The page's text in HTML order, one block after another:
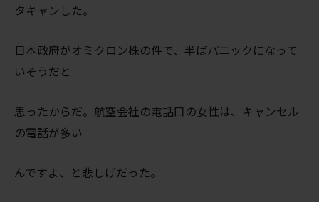
タキャンした。
日本政府がオミクロン株の件で、半ばパニックになって
いそうだと
思ったからだ。航空会社の電話口の女性は、キャンセル
の電話が多い
んですよ、と悲しげだった。